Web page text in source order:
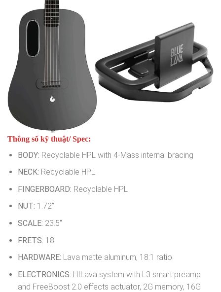
Thông số kỹ thuật/ Spec:
BODY: Recyclable HPL with 4-Mass internal bracing
NECK: Recyclable HPL
FINGERBOARD: Recyclable HPL
NUT: 1.72”
SCALE: 23.5″
FRETS: 18
HARDWARE: Lava matte aluminum, 18:1 ratio
ELECTRONICS: HILava system with L3 smart preamp
and FreeBoost 2.0 effects actuator, 2G memory, 16G